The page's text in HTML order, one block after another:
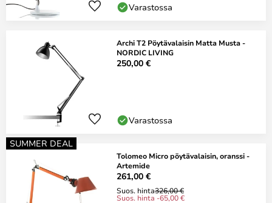
Varastossa
Archi T2 Pöytävalaisin Matta Musta -
NORDIC LIVING
250,00 €
Varastossa
SUMMER DEAL
Tolomeo Micro pöytävalaisin, oranssi -
Artemide
261,00 €
Suos. hinta326,00 €
Suos. hinta -65,00 €